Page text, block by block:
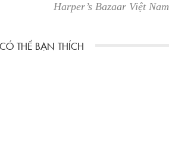
Harper’s Bazaar Việt Nam